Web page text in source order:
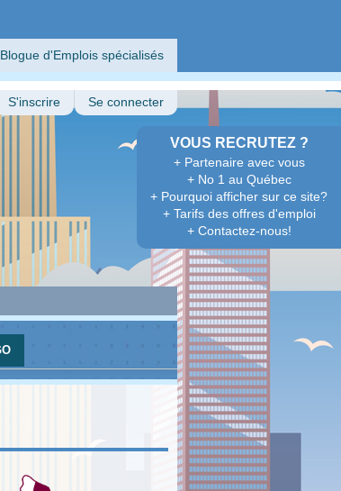
Blogue d'Emplois spécialisés
VOUS RECRUTEZ ?
+ Partenaire avec vous
+ No 1 au Québec
+ Pourquoi afficher sur ce site?
+ Tarifs des offres d'emploi
+ Contactez-nous!
S'inscrire Se connecter